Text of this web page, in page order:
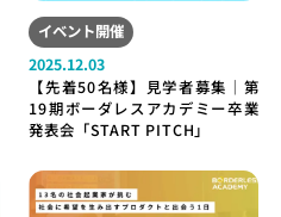
イベント開催
2025.12.03
【先着50名様】見学者募集｜第
19期ボーダレスアカデミー卒業
発表会「START PITCH」